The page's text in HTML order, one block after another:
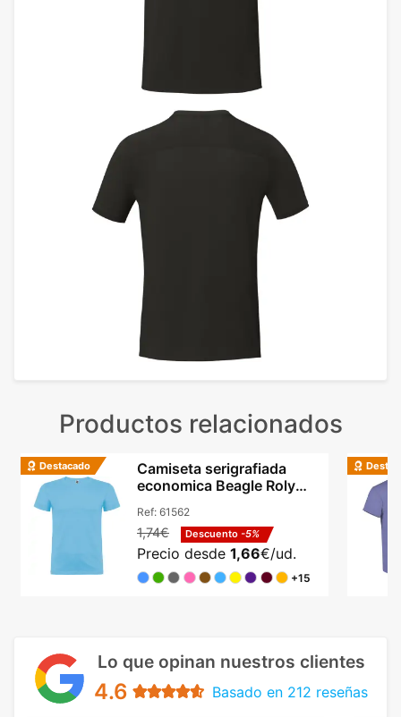
Productos relacionados
Destacado
Camiseta serigrafiada
economica Beagle Roly
Ref: 61562
1,74€ Descuento -5%
Precio desde 1,66€/ud.
+15
Lo que opinan nuestros clientes
4.6 Basado en 212 reseñas